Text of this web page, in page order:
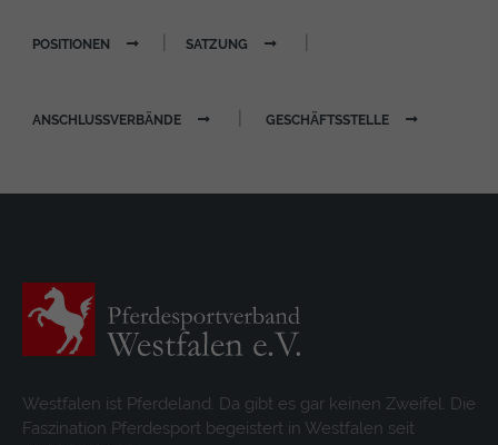
POSITIONEN SATZUNG
ANSCHLUSSVERBÄNDE GESCHÄFTSSTELLE
Westfalen ist Pferdeland. Da gibt es gar keinen Zweifel. Die
Faszination Pferdesport begeistert in Westfalen seit